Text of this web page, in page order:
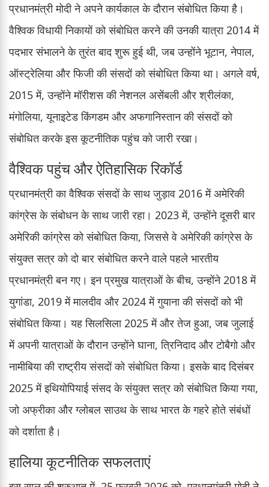
प्रधानमंत्री मोदी ने अपने कार्यकाल के दौरान संबोधित किया है।
वैश्विक विधायी निकायों को संबोधित करने की उनकी यात्रा 2014 में
पदभार संभालने के तुरंत बाद शुरू हुई थी, जब उन्होंने भूटान, नेपाल,
ऑस्ट्रेलिया और फिजी की संसदों को संबोधित किया था। अगले वर्ष,
2015 में, उन्होंने मॉरीशस की नेशनल असेंबली और श्रीलंका,
मंगोलिया, यूनाइटेड किंगडम और अफगानिस्तान की संसदों को
संबोधित करके इस कूटनीतिक पहुंच को जारी रखा।
वैश्विक पहुंच और ऐतिहासिक रिकॉर्ड
प्रधानमंत्री का वैश्विक संसदों के साथ जुड़ाव 2016 में अमेरिकी
कांग्रेस के संबोधन के साथ जारी रहा। 2023 में, उन्होंने दूसरी बार
अमेरिकी कांग्रेस को संबोधित किया, जिससे वे अमेरिकी कांग्रेस के
संयुक्त सत्र को दो बार संबोधित करने वाले पहले भारतीय
प्रधानमंत्री बन गए। इन प्रमुख यात्राओं के बीच, उन्होंने 2018 में
युगांडा, 2019 में मालदीव और 2024 में गुयाना की संसदों को भी
संबोधित किया। यह सिलसिला 2025 में और तेज हुआ, जब जुलाई
में अपनी यात्राओं के दौरान उन्होंने घाना, त्रिनिदाद और टोबैगो और
नामीबिया की राष्ट्रीय संसदों को संबोधित किया। इसके बाद दिसंबर
2025 में इथियोपियाई संसद के संयुक्त सत्र को संबोधित किया गया,
जो अफ्रीका और ग्लोबल साउथ के साथ भारत के गहरे होते संबंधों
को दर्शाता है।
हालिया कूटनीतिक सफलताएं